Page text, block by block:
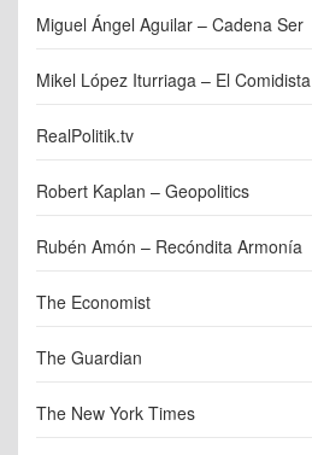
Miguel Ángel Aguilar – Cadena Ser
Mikel López Iturriaga – El Comidista
RealPolitik.tv
Robert Kaplan – Geopolitics
Rubén Amón – Recóndita Armonía
The Economist
The Guardian
The New York Times